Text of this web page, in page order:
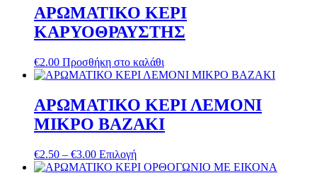
through
€2.40
έχει
πολλαπλές
παραλλαγές.
επιλογές
μπορούν
να
επιλεγούν
στη
σελίδα
του
ΑΡΩΜΑΤΙΚΟ ΚΕΡΙ
ΚΑΡΥΟΘΡΑΥΣΤΗΣ
€2.00 Προσθήκη στο καλάθι
ΑΡΩΜΑΤΙΚΟ ΚΕΡΙ ΛΕΜΟΝΙ
ΜΙΚΡΟ ΒΑΖΑΚΙ
€2.50 – €3.00Price
range:
ΕπιλογήΑυτό
το